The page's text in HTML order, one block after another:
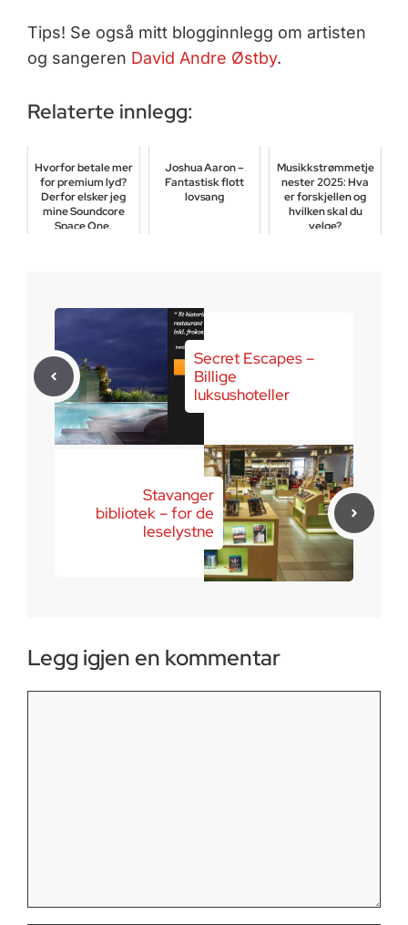
Tips! Se også mitt blogginnlegg om artisten
og sangeren David Andre Østby.
Relaterte innlegg:
Hvorfor betale mer
for premium lyd?
Derfor elsker jeg
mine Soundcore
Space One.
Joshua Aaron –
Fantastisk flott
lovsang
Musikkstrømmetje
nester 2025: Hva
er forskjellen og
hvilken skal du
velge?
Secret Escapes –
Billige
luksushoteller
Stavanger
bibliotek – for de
leselystne
Legg igjen en kommentar